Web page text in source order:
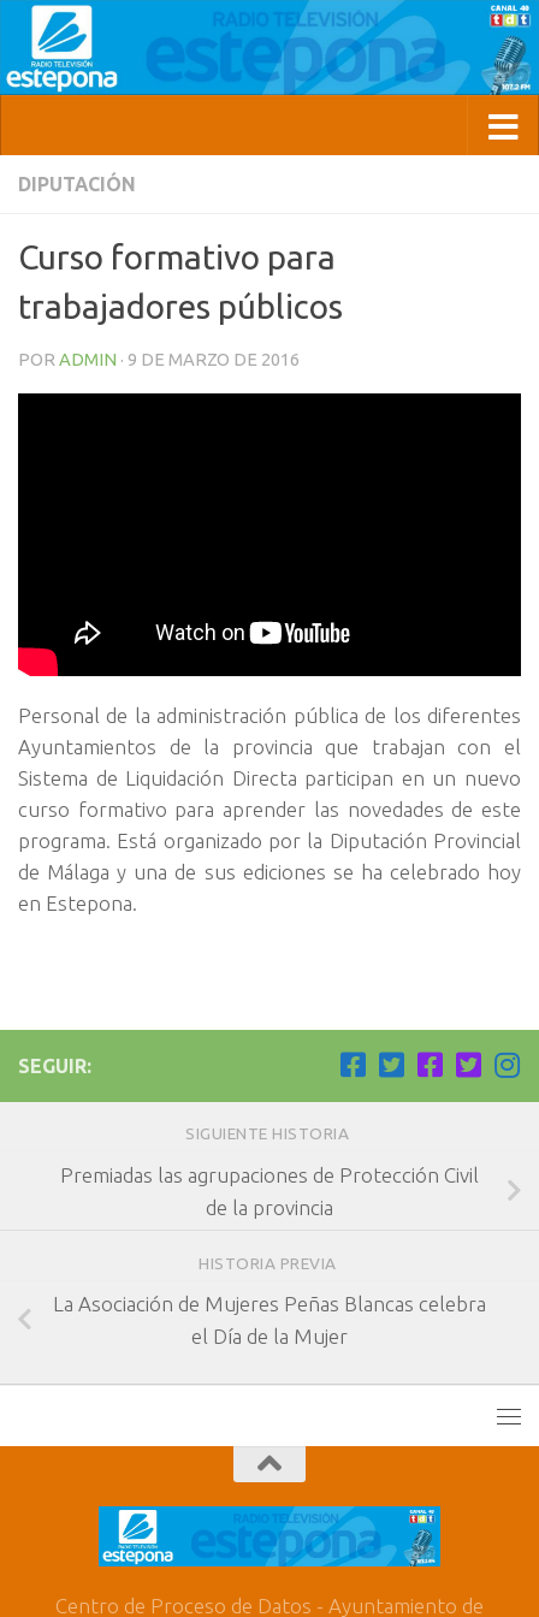
DIPUTACIÓN
Curso formativo para
trabajadores públicos
POR ADMIN · 9 DE MARZO DE 2016
Personal de la administración pública de los diferentes
Ayuntamientos de la provincia que trabajan con el
Sistema de Liquidación Directa participan en un nuevo
curso formativo para aprender las novedades de este
programa. Está organizado por la Diputación Provincial
de Málaga y una de sus ediciones se ha celebrado hoy
en Estepona.
SEGUIR:
SIGUIENTE HISTORIA
Premiadas las agrupaciones de Protección Civil
de la provincia
HISTORIA PREVIA
La Asociación de Mujeres Peñas Blancas celebra
el Día de la Mujer
Centro de Proceso de Datos - Ayuntamiento de